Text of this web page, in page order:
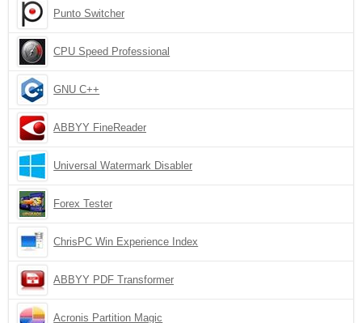
Punto Switcher
CPU Speed Professional
GNU C++
ABBYY FineReader
Universal Watermark Disabler
Forex Tester
ChrisPC Win Experience Index
ABBYY PDF Transformer
Acronis Partition Magic